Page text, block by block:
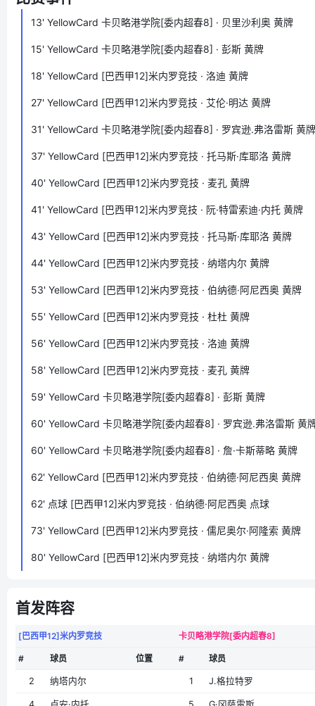
13' YellowCard 卡贝略港学院[委内超春8] · 贝里沙利奥 黄牌
15' YellowCard 卡贝略港学院[委内超春8] · 彭斯 黄牌
18' YellowCard [巴西甲12]米内罗竞技 · 洛迪 黄牌
27' YellowCard [巴西甲12]米内罗竞技 · 艾伦·明达 黄牌
31' YellowCard 卡贝略港学院[委内超春8] · 罗宾逊.弗洛雷斯 黄牌
37' YellowCard [巴西甲12]米内罗竞技 · 托马斯·库耶洛 黄牌
40' YellowCard [巴西甲12]米内罗竞技 · 麦孔 黄牌
41' YellowCard [巴西甲12]米内罗竞技 · 阮·特雷索迪·内托 黄牌
43' YellowCard [巴西甲12]米内罗竞技 · 托马斯·库耶洛 黄牌
44' YellowCard [巴西甲12]米内罗竞技 · 纳塔内尔 黄牌
53' YellowCard [巴西甲12]米内罗竞技 · 伯纳德·阿尼西奥 黄牌
55' YellowCard [巴西甲12]米内罗竞技 · 杜杜 黄牌
56' YellowCard [巴西甲12]米内罗竞技 · 洛迪 黄牌
58' YellowCard [巴西甲12]米内罗竞技 · 麦孔 黄牌
59' YellowCard 卡贝略港学院[委内超春8] · 彭斯 黄牌
60' YellowCard 卡贝略港学院[委内超春8] · 罗宾逊.弗洛雷斯 黄
60' YellowCard 卡贝略港学院[委内超春8] · 詹·卡斯蒂略 黄牌
62' YellowCard [巴西甲12]米内罗竞技 · 伯纳德·阿尼西奥 黄牌
62' 点球 [巴西甲12]米内罗竞技 · 伯纳德·阿尼西奥 点球
73' YellowCard [巴西甲12]米内罗竞技 · 儒尼奥尔·阿隆索 黄牌
80' YellowCard [巴西甲12]米内罗竞技 · 纳塔内尔 黄牌
首发阵容
[巴西甲12]米内罗竞技 卡贝略港学院[委内超春8]
# 球员 位置 # 球员
2 纳塔内尔 1 J.格拉特罗